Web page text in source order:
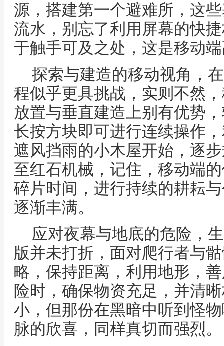
源，搭建第一个避难所，这
流水，别忘了利用屏幕的快
于触手可及之处，这是移动
探索与建造的移动视角，
程似乎更具挑战，实则不然
放置与垂直建造上别有优势
长按方块即可进行连续操作
遮风挡雨的小木屋开始，逐
至红石机械，记住，移动端
碎片时间，进行持续的耕耘
逐渐丰满。
应对夜幕与地底的危险，
版并未打折，面对爬行者与
略，保持距离，利用地形，
险时，确保物资充足，并清
小，但那份在黑暗中听到怪
脉的欣喜，同样真切而强烈。